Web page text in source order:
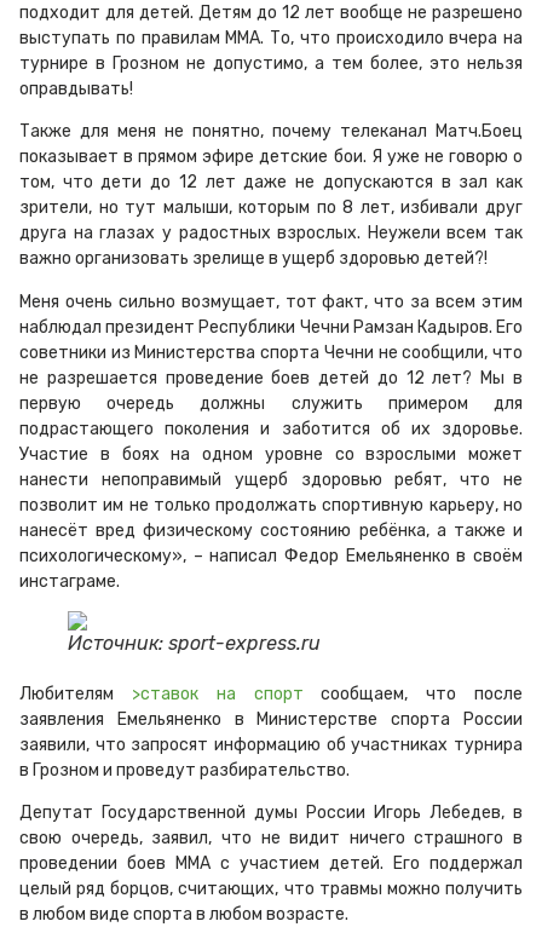
подходит для детей. Детям до 12 лет вообще не разрешено
выступать по правилам ММА. То, что происходило вчера на
турнире в Грозном не допустимо, а тем более, это нельзя
оправдывать!
Также для меня не понятно, почему телеканал Матч.Боец
показывает в прямом эфире детские бои. Я уже не говорю о
том, что дети до 12 лет даже не допускаются в зал как
зрители, но тут малыши, которым по 8 лет, избивали друг
друга на глазах у радостных взрослых. Неужели всем так
важно организовать зрелище в ущерб здоровью детей?!
Меня очень сильно возмущает, тот факт, что за всем этим
наблюдал президент Республики Чечни Рамзан Кадыров. Его
советники из Министерства спорта Чечни не сообщили, что
не разрешается проведение боев детей до 12 лет? Мы в
первую очередь должны служить примером для
подрастающего поколения и заботится об их здоровье.
Участие в боях на одном уровне со взрослыми может
нанести непоправимый ущерб здоровью ребят, что не
позволит им не только продолжать спортивную карьеру, но
нанесёт вред физическому состоянию ребёнка, а также и
психологическому», – написал Федор Емельяненко в своём
инстаграме.
Источник: sport-express.ru
Любителям >ставок на спорт сообщаем, что после
заявления Емельяненко в Министерстве спорта России
заявили, что запросят информацию об участниках турнира
в Грозном и проведут разбирательство.
Депутат Государственной думы России Игорь Лебедев, в
свою очередь, заявил, что не видит ничего страшного в
проведении боев
MMA с участием детей.
Его поддержал
целый ряд борцов, считающих, что травмы можно получить
в любом виде спорта в любом возрасте.